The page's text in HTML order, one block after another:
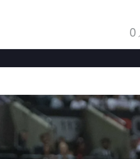
主打專題三重女子籃球聯盟
淡水豆花聯盟
ELITE週六籃球聯盟
屏
CBC中壢籃球聯盟
Max中壢籃球聯盟
0